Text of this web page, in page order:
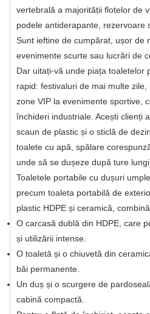
vertebrală a majorității flotelor de
podele antiderapante, rezervoare
Sunt ieftine de cumpărat, ușor de
evenimente scurte sau lucrări de
Dar uitați-vă unde piața toaletelor
rapid: festivaluri de mai multe zile,
zone VIP la evenimente sportive,
închideri industriale. Acești clienți
scaun de plastic și o sticlă de
toalete cu apă, spălare
unde să se dușeze după ture lungi
Toaletele portabile cu dușuri
precum toaleta portabilă de
plastic HDPE și ceramică,
O carcasă dublă din HDPE, care
și utilizării intense.
O toaletă și o chiuvetă din
băi permanente.
Un duș și o scurgere de
cabină compactă.